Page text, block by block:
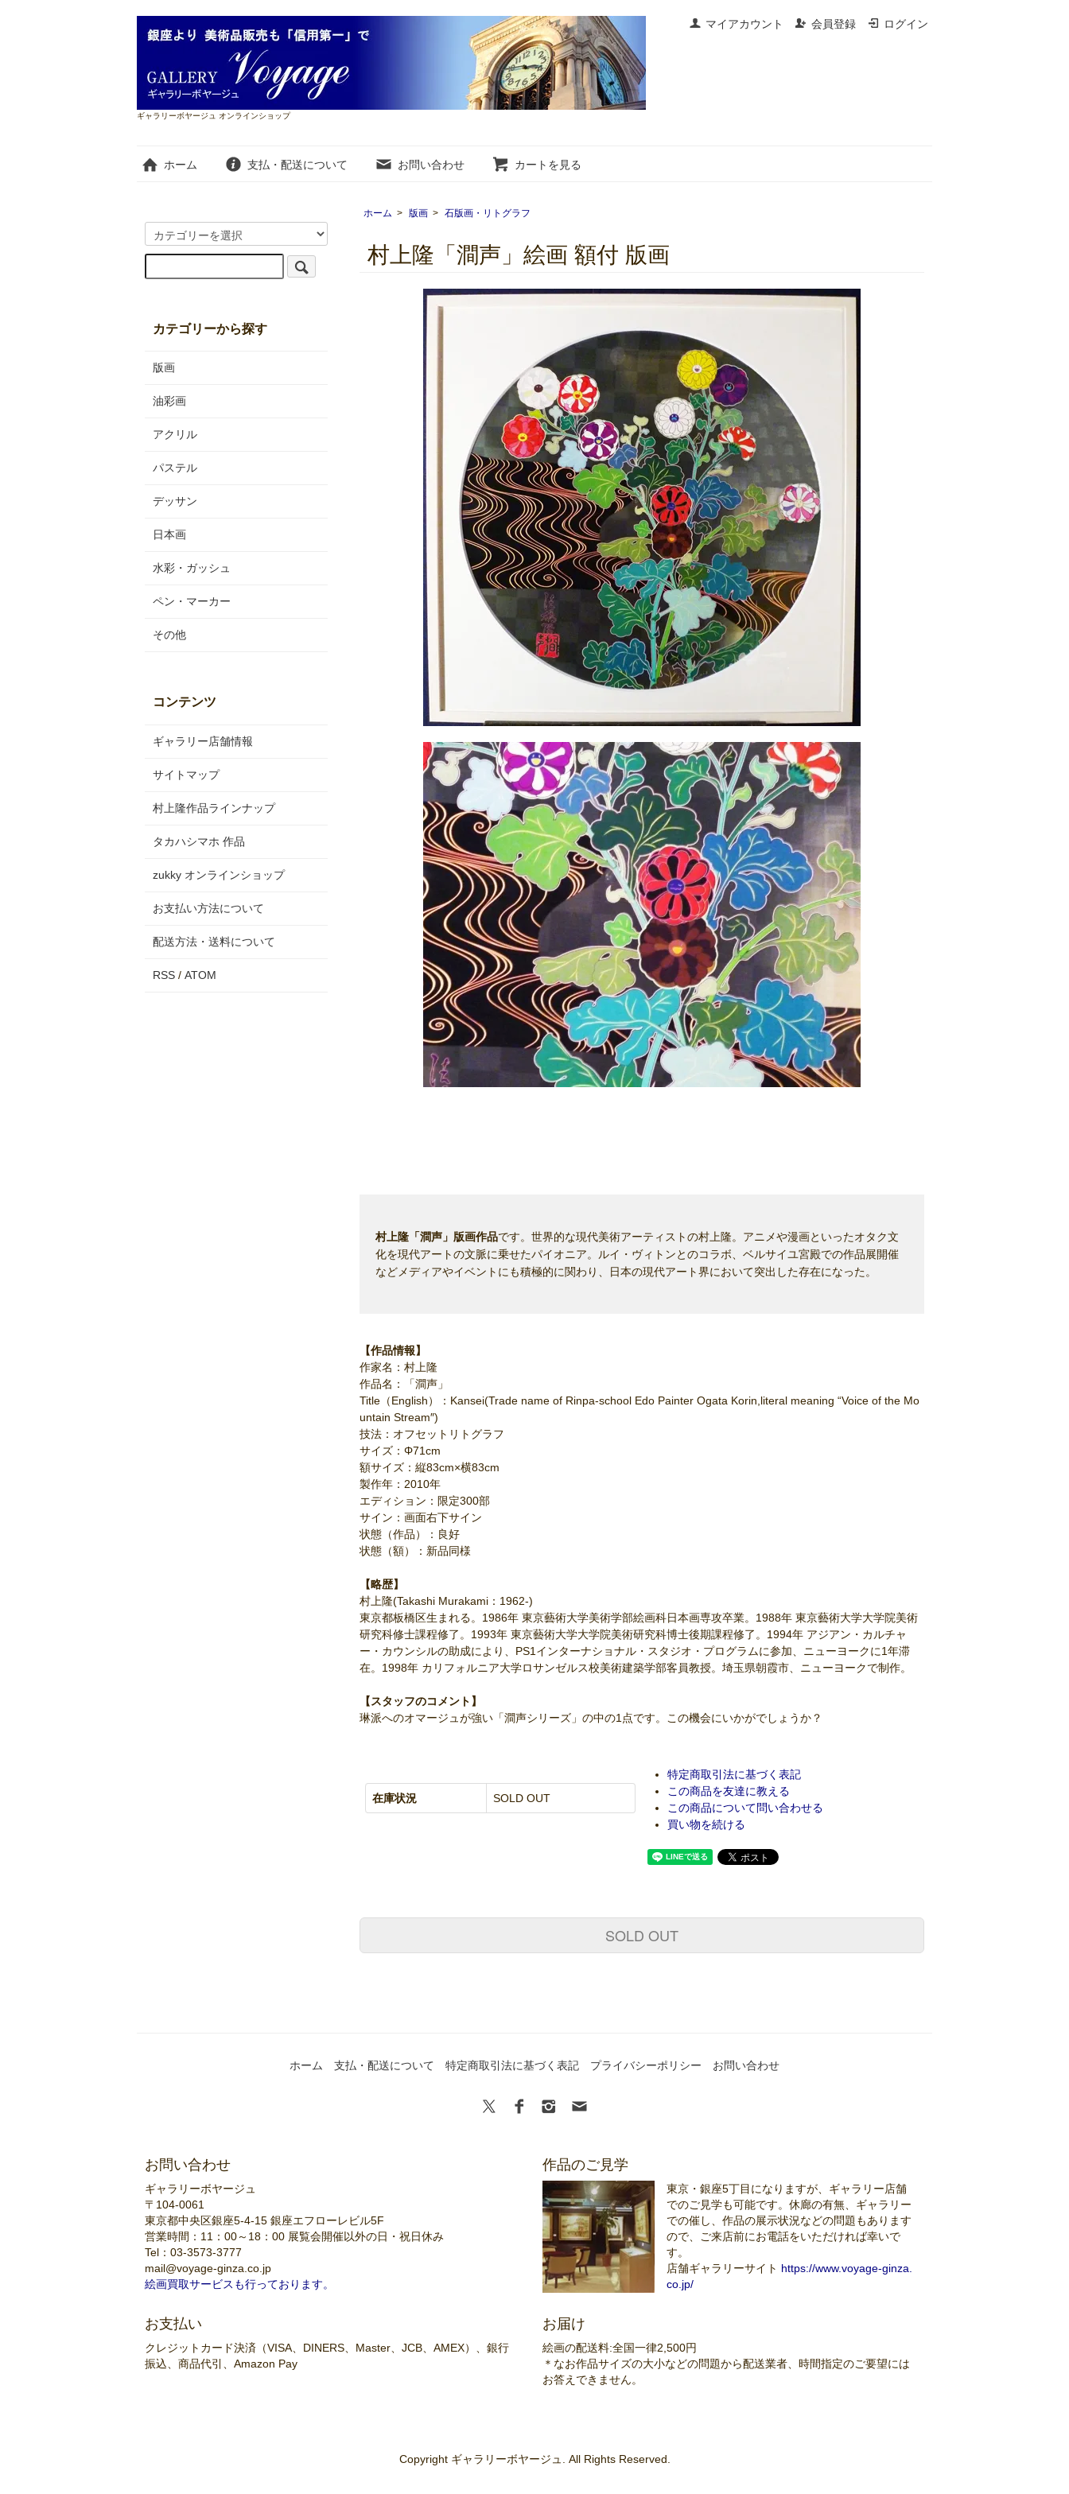
マイアカウント 会員登録 ログイン
ギャラリーボヤージュ オンラインショップ
ホーム 支払・配送について お問い合わせ カートを見る
ホーム > 版画 > 石版画・リトグラフ
村上隆「澗声」絵画 額付 版画
村上隆「澗声」版画作品です。世界的な現代美術アーティストの村上隆。アニメや漫画といったオタク文
化を現代アートの文脈に乗せたパイオニア。ルイ・ヴィトンとのコラボ、ベルサイユ宮殿での作品展開催
などメディアやイベントにも積極的に関わり、日本の現代アート界において突出した存在になった。
【作品情報】
作家名：村上隆
作品名：「澗声」
Title（English）：Kansei(Trade name of Rinpa-school Edo Painter Ogata Korin,literal meaning “Voice of the Mo
untain Stream″)
技法：オフセットリトグラフ
サイズ：Φ71cm
額サイズ：縦83cm×横83cm
製作年：2010年
エディション：限定300部
サイン：画面右下サイン
状態（作品）：良好
状態（額）：新品同様
【略歴】
村上隆(Takashi Murakami：1962-)
東京都板橋区生まれる。1986年 東京藝術大学美術学部絵画科日本画専攻卒業。1988年 東京藝術大学大学院美術
研究科修士課程修了。1993年 東京藝術大学大学院美術研究科博士後期課程修了。1994年 アジアン・カルチャ
ー・カウンシルの助成により、PS1インターナショナル・スタジオ・プログラムに参加、ニューヨークに1年滞
在。1998年 カリフォルニア大学ロサンゼルス校美術建築学部客員教授。埼玉県朝霞市、ニューヨークで制作。
【スタッフのコメント】
琳派へのオマージュが強い「澗声シリーズ」の中の1点です。この機会にいかがでしょうか？
在庫状況 SOLD OUT
特定商取引法に基づく表記
この商品を友達に教える
この商品について問い合わせる
買い物を続ける
SOLD OUT
カテゴリーから探す
版画
油彩画
アクリル
パステル
デッサン
日本画
水彩・ガッシュ
ペン・マーカー
その他
コンテンツ
ギャラリー店舗情報
サイトマップ
村上隆作品ラインナップ
タカハシマホ 作品
zukky オンラインショップ
お支払い方法について
配送方法・送料について
RSS / ATOM
ホーム 支払・配送について 特定商取引法に基づく表記 プライバシーポリシー お問い合わせ
お問い合わせ
ギャラリーボヤージュ
〒104-0061
東京都中央区銀座5-4-15 銀座エフローレビル5F
営業時間：11：00～18：00 展覧会開催以外の日・祝日休み
Tel：03-3573-3777
mail@voyage-ginza.co.jp
絵画買取サービスも行っております。
お支払い
クレジットカード決済（VISA、DINERS、Master、JCB、AMEX）、銀行
振込、商品代引、Amazon Pay
作品のご見学
東京・銀座5丁目になりますが、ギャラリー店舗
でのご見学も可能です。休廊の有無、ギャラリー
での催し、作品の展示状況などの問題もあります
ので、ご来店前にお電話をいただければ幸いで
す。
店舗ギャラリーサイト https://www.voyage-ginza.
co.jp/
お届け
絵画の配送料:全国一律2,500円
＊なお作品サイズの大小などの問題から配送業者、時間指定のご要望には
お答えできません。
Copyright ギャラリーボヤージュ. All Rights Reserved.